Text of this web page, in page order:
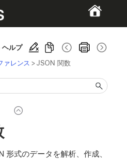
ルプ
ァレンス > JSON 関数
形式のデータを解析、作成、